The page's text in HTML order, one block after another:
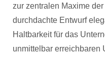
zur zentralen Maxime
durchdachte Entwurf
Haltbarkeit für das
unmittelbar erreichbaren